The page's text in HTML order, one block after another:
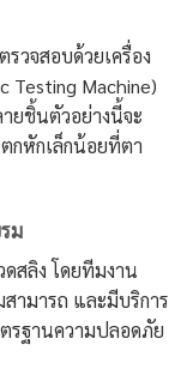
วจสอบด้วยเครื่อง
Testing Machine)
ยชิ้นตัวอย่างนี้จะ
กหักเล็กน้อยที่ตา
ม
สลิง โดยทีมงาน
ามารถ และมีบริการ
รฐานความปลอดภัย